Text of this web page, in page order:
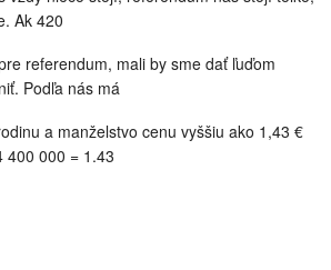
Ak 420
referendum, mali by sme dať ľuďom
Podľa nás má
a manželstvo cenu vyššiu ako 1,43 €
400 000 = 1.43